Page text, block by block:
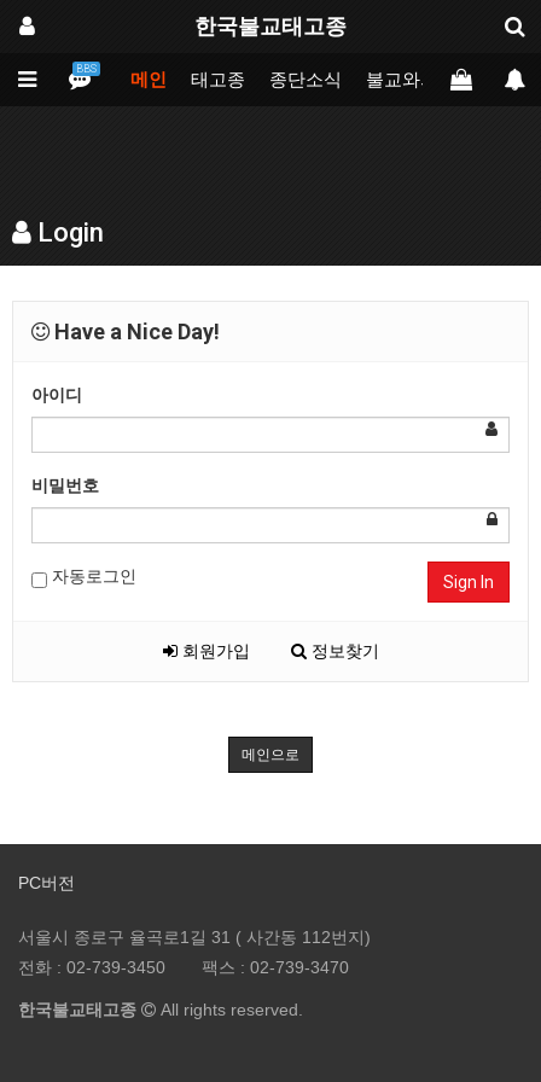
한국불교태고종
BBS
메인 태고종 종단소식 불교와의만남 업
Login
Have a Nice Day!
아이디
비밀번호
자동로그인 Sign In
회원가입 정보찾기
메인으로
PC버전
서울시 종로구 율곡로1길 31 ( 사간동 112번지)
전화 : 02-739-3450 팩스 : 02-739-3470
한국불교태고종 All rights reserved.